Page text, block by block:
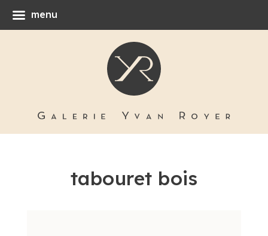
tabouret bois
menu